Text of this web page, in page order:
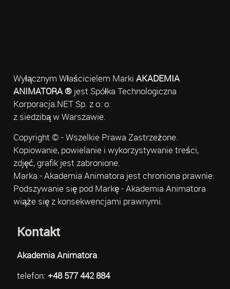
Wyłącznym Właścicielem Marki AKADEMIA
ANIMATORA ®jest Spółka Technologiczna
Korporacja.NET Sp. z o. o.
z siedzibą w Warszawie.
Copyright © - Wszelkie Prawa Zastrzeżone.
Kopiowanie, powielanie i wykorzystywanie treści,
zdjęć, grafik jest zabronione.
Marka - Akademia Animatora jest chroniona prawnie.
Podszywanie się pod Markę - Akademia Animatora
wiąże się z konsekwencjami prawnymi.
Kontakt
Akademia Animatora
telefon: +48 577 442 884